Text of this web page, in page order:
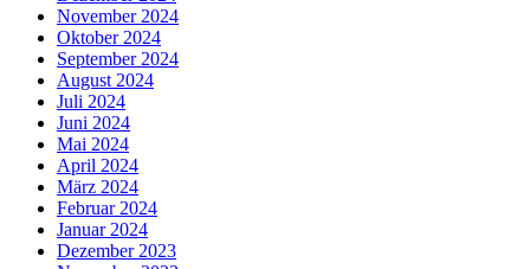
November 2024
Oktober 2024
September 2024
August 2024
Juli 2024
Juni 2024
Mai 2024
April 2024
März 2024
Februar 2024
Januar 2024
Dezember 2023